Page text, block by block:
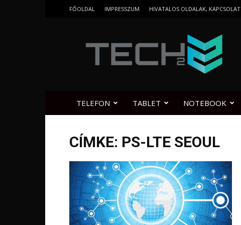
FŐOLDAL IMPRESSZUM HIVATALOS OLDALAK, KAPCSOLAT
TELEFON TABLET NOTEBOOK
CÍMKE: PS-LTE SEOUL